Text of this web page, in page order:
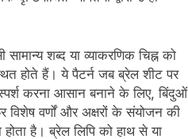
शब्द या व्याकरणिक चिह्न को
होते हैं। ये पैटर्न जब ब्रेल शीट पर
करना आसान बनाने के लिए, बिंदुओं
विशेष वर्णों और अक्षरों के संयोजन की
है। ब्रेल लिपि को हाथ से या